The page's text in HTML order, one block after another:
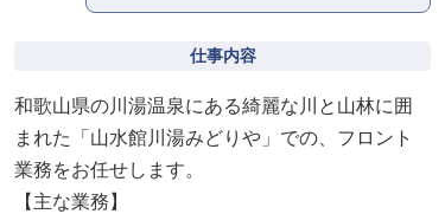
仕事内容
和歌山県の川湯温泉にある綺麗な川と山林に囲
まれた「山水館川湯みどりや」での、フロント
業務をお任せします。
【主な業務】